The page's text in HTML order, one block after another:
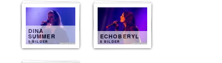
DINA
SUMMER
9 BILDER
ECHOBERYL
8 BILDER